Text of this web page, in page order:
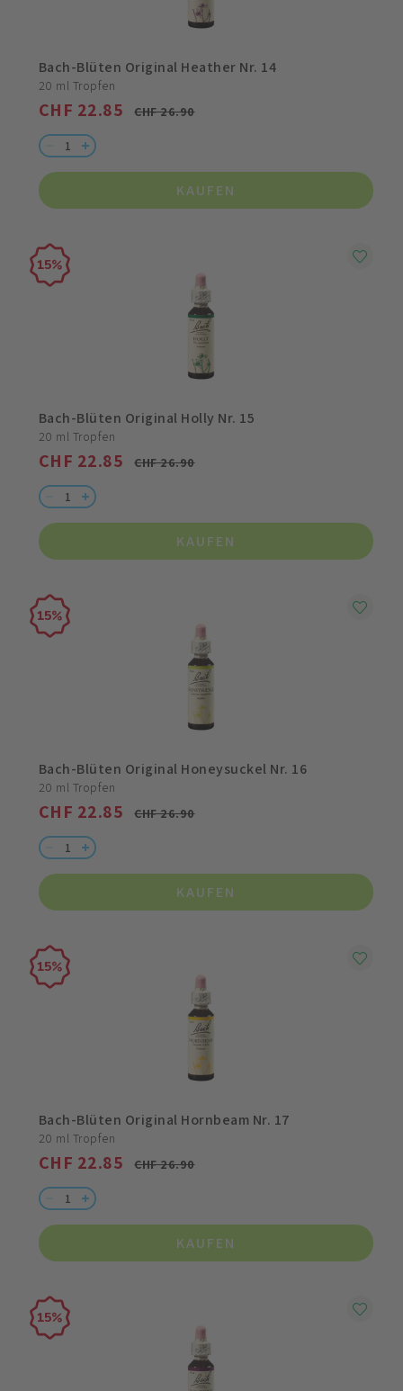
Bach-Blüten Original Heather Nr. 14
20 ml Tropfen
CHF 26.90
CHF 22.85
KAUFEN
15
Bach-Blüten Original Holly Nr. 15
20 ml Tropfen
CHF 26.90
CHF 22.85
KAUFEN
15
Bach-Blüten Original Honeysuckel Nr. 16
20 ml Tropfen
CHF 26.90
CHF 22.85
KAUFEN
15
Bach-Blüten Original Hornbeam Nr. 17
20 ml Tropfen
CHF 26.90
CHF 22.85
KAUFEN
15